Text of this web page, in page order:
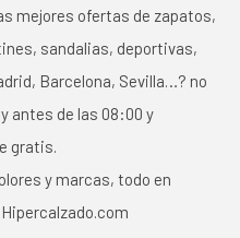
mejores ofertas de zapatos,
sandalias, deportivas,
Barcelona, Sevilla…? no
antes de las 08:00 y
gratis.
y marcas, todo en